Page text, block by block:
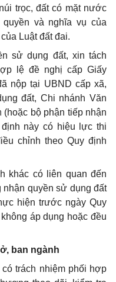
trọc, đất có mặt nước
và nghĩa vụ của
Luậtđất đai.
sử dụng đất, xin tách
lệ đề nghị cấp Giấy
ã nộp tại UBND cấp xã,
đất, Chi nhánh Văn
(hoặc bộ phận tiếp nhận
này có hiệu lực thi
ều chỉnh theo Quy định
khác có liên quan đến
nhận quyền sử dụng đất
hiện trước ngày Quy
áp dụng hoặc đều
ban ngành
trách nhiệm phối hợp